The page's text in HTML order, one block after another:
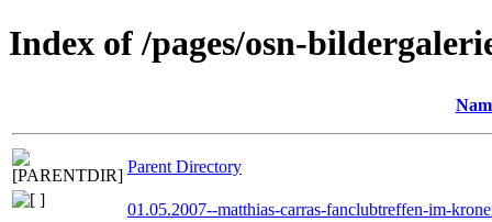
Index of /pages/osn-
Parent Directory
01.05.2007--matthias-carras-fanclubtreffen-im-